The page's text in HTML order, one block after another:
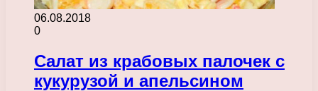
06.08.2018
0
Салат из крабовых палочек с
кукурузой и апельсином